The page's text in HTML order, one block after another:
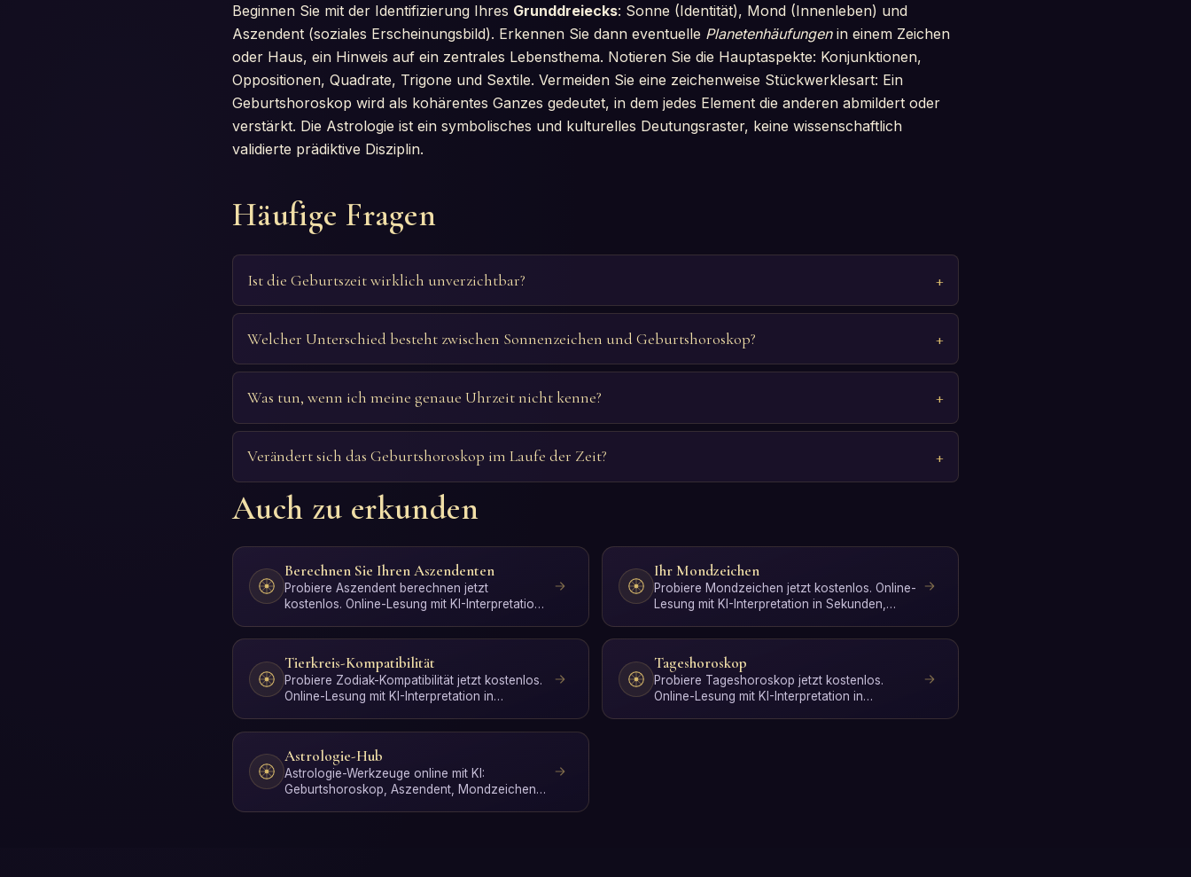
Beginnen Sie mit der Identifizierung Ihres Grunddreiecks: Sonne (Identität), Mond (Innenleben) und
Aszendent (soziales Erscheinungsbild). Erkennen Sie dann eventuelle Planetenhäufungenin einem Zeichen
oder Haus, ein Hinweis auf ein zentrales Lebensthema. Notieren Sie die Hauptaspekte: Konjunktionen,
Oppositionen, Quadrate, Trigone und Sextile. Vermeiden Sie eine zeichenweise Stückwerklesart: Ein
Geburtshoroskop wird als kohärentes Ganzes gedeutet, in dem jedes Element die anderen abmildert oder
verstärkt. Die Astrologie ist ein symbolisches und kulturelles Deutungsraster, keine wissenschaftlich
validierte prädiktive Disziplin.
Häufige Fragen
Ist die Geburtszeit wirklich unverzichtbar?
Welcher Unterschied besteht zwischen Sonnenzeichen und Geburtshoroskop?
Was tun, wenn ich meine genaue Uhrzeit nicht kenne?
Verändert sich das Geburtshoroskop im Laufe der Zeit?
Auch zu erkunden
Berechnen Sie Ihren Aszendenten
Probiere Aszendent berechnen jetzt
kostenlos. Online-Lesung mit KI-Interpretation
Ihr Mondzeichen
Probiere Mondzeichen jetzt kostenlos. Online-
Lesung mit KI-Interpretation in Sekunden,
Tierkreis-Kompatibilität
Probiere Zodiak-Kompatibilität jetzt kostenlos.
Online-Lesung mit KI-Interpretation in
Tageshoroskop
Probiere Tageshoroskop jetzt kostenlos.
Online-Lesung mit KI-Interpretation in
Astrologie-Hub
Astrologie-Werkzeuge online mit KI:
Geburtshoroskop, Aszendent, Mondzeichen,